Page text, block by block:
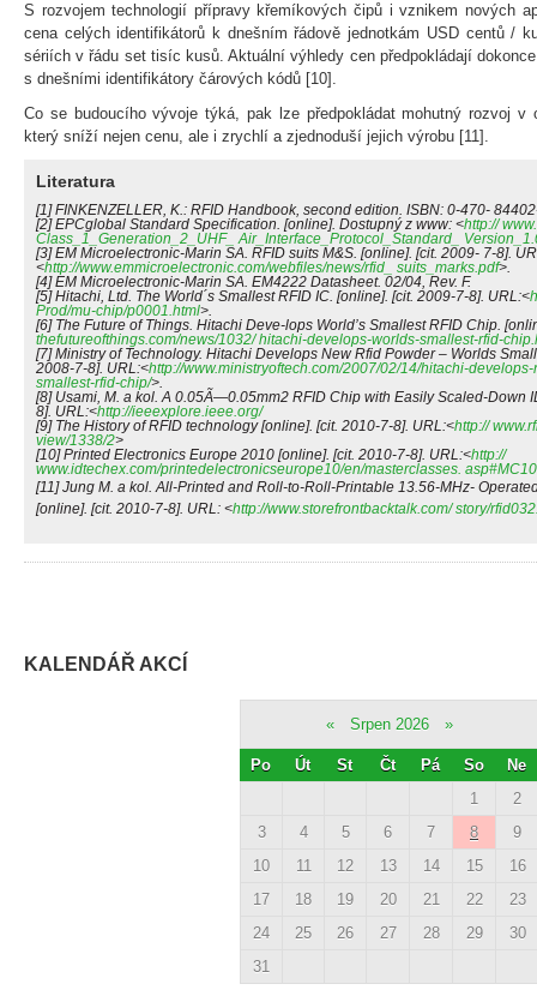
S rozvojem technologií přípravy křemíkových čipů i vznikem nových
cena celých identifikátorů k dnešním řádově jednotkám USD centů /
sériích v řádu set tisíc kusů. Aktuální výhledy cen předpokládají
s dnešními identifikátory čárových kódů [10].
Co se budoucího vývoje týká, pak lze předpokládat mohutný rozvoj v
který sníží nejen cenu, ale i zrychlí a zjednoduší jejich výrobu [11].
Literatura
[1] FINKENZELLER, K.: RFID Handbook, second edition. ISBN: 0-470-
[2] EPCglobal Standard Specification. [online]. Dostupný z www: <http://
Class_1_Generation_2_UHF_ Air_Interface_Protocol_Standard_
[3] EM Microelectronic-Marin SA. RFID suits M&S. [online]. [cit. 2009- 7-8].
<http://www.emmicroelectronic.com/webfiles/news/rfid_ suits_marks.pdf>.
[4] EM Microelectronic-Marin SA. EM4222 Datasheet. 02/04, Rev. F.
[5] Hitachi, Ltd. The World´s Smallest RFID IC. [online]. [cit. 2009-7-8]. URL:<
Prod/mu-chip/p0001.html>.
[6] The Future of Things. Hitachi Deve-lops World’s Smallest RFID Chip.
thefutureofthings.com/news/1032/ hitachi-develops-worlds-smallest-rfid-
[7] Ministry of Technology. Hitachi Develops New Rfid Powder – Worlds
2008-7-8]. URL:<http://www.ministryoftech.com/2007/02/14/hitachi-
smallest-rfid-chip/>.
[8] Usami, M. a kol. A 0.05Ã—0.05mm2 RFID Chip with Easily Scaled-Down
8]. URL:<http://ieeexplore.ieee.org/
[9] The History of RFID technology [online]. [cit. 2010-7-8]. URL:<http://
view/1338/2>
[10] Printed Electronics Europe 2010 [online]. [cit. 2010-7-8]. URL:<http://
www.idtechex.com/printedelectronicseurope10/en/masterclasses. asp#MC10
[11] Jung M. a kol. All-Printed and Roll-to-Roll-Printable 13.56-MHz-
[online]. [cit. 2010-7-8]. URL: <http://www.storefrontbacktalk.com/ story/
KALENDÁŘ AKCÍ
« Srpen 2026 »
Po Út St Čt Pá So
Ne
1
2
3
4 5 6 7 8
9
10
11 12 13 14 15
16
17
18 19 20 21 22
23
24
25 26 27 28 29
30
31